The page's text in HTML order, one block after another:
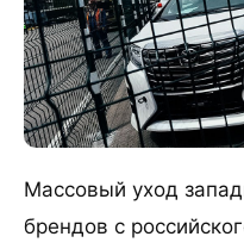
Массовый уход
брендов с